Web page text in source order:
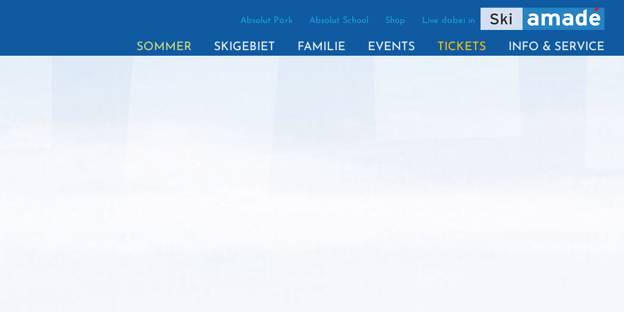
Absolut Park Absolut School Shop Live dabei in
SOMMER SKIGEBIET FAMILIE EVENTS TICKETS (AKTIV)INFO & SERVICE